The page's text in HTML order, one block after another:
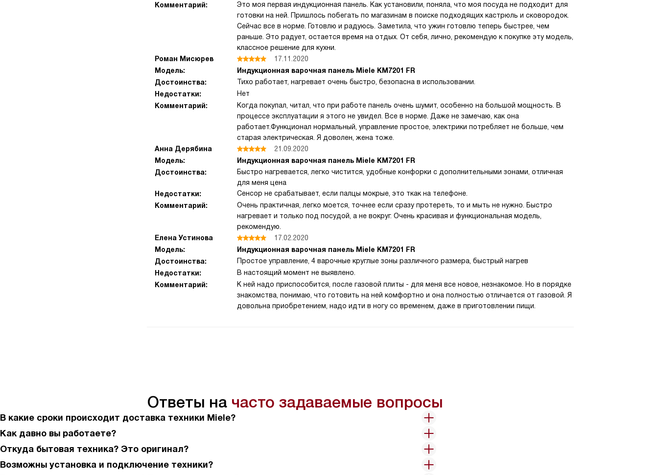
Комментарий:
Это моя первая индукционная панель. Как установили, поняла, что моя посуда не подходит для
готовки на ней. Пришлось побегать по магазинам в поиске подходящих кастрюль и сковородок.
Сейчас все в норме. Готовлю и радуюсь. Заметила, что ужин готовлю теперь быстрее, чем
раньше. Это радует, остается время на отдых. От себя, лично, рекомендую к покупке эту модель,
классное решение для кухни.
Роман Мисюрев
17.11.2020
Модель:
Индукционная варочная панель Miele KM7201 FR
Достоинства:
Тихо работает, нагревает очень быстро, безопасна в использовании.
Недостатки:
Нет
Комментарий:
Когда покупал, читал, что при работе панель очень шумит, особенно на большой мощность. В
процессе эксплуатации я этого не увидел. Все в норме. Даже не замечаю, как она
работает.Функционал нормальный, управление простое, электрики потребляет не больше, чем
старая электрическая. Я доволен, жена тоже.
Анна Дерябина
21.09.2020
Модель:
Индукционная варочная панель Miele KM7201 FR
Достоинства:
Быстро нагревается, легко чистится, удобные конфорки с дополнительными зонами, отличная
для меня цена
Недостатки:
Сенсор не срабатывает, если палцы мокрые, это ткак на телефоне.
Комментарий:
Очень практичная, легко моется, точнее если сразу протереть, то и мыть не нужно. Быстро
нагревает и только под посудой, а не вокруг. Очень красивая и функциональная модель,
рекомендую.
Елена Устинова
17.02.2020
Модель:
Индукционная варочная панель Miele KM7201 FR
Достоинства:
Простое управление, 4 варочные круглые зоны различного размера, быстрый нагрев
Недостатки:
В настоящий момент не выявлено.
Комментарий:
К ней надо приспособится, после газовой плиты - для меня все новое, незнакомое. Но в порядке
знакомства, понимаю, что готовить на ней комфортно и она полностью отличается от газовой. Я
довольна приобретением, надо идти в ногу со временем, даже в приготовлении пищи.
Ответы на часто задаваемые вопросы
В какие сроки происходит доставка техники Miele?
Как давно вы работаете?
Откуда бытовая техника? Это оригинал?
Возможны установка и подключение техники?